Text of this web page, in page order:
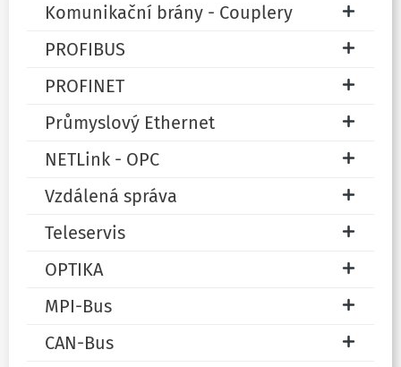
Komunikační brány - Couplery
PROFIBUS
PROFINET
Průmyslový Ethernet
NETLink - OPC
Vzdálená správa
Teleservis
OPTIKA
MPI-Bus
CAN-Bus